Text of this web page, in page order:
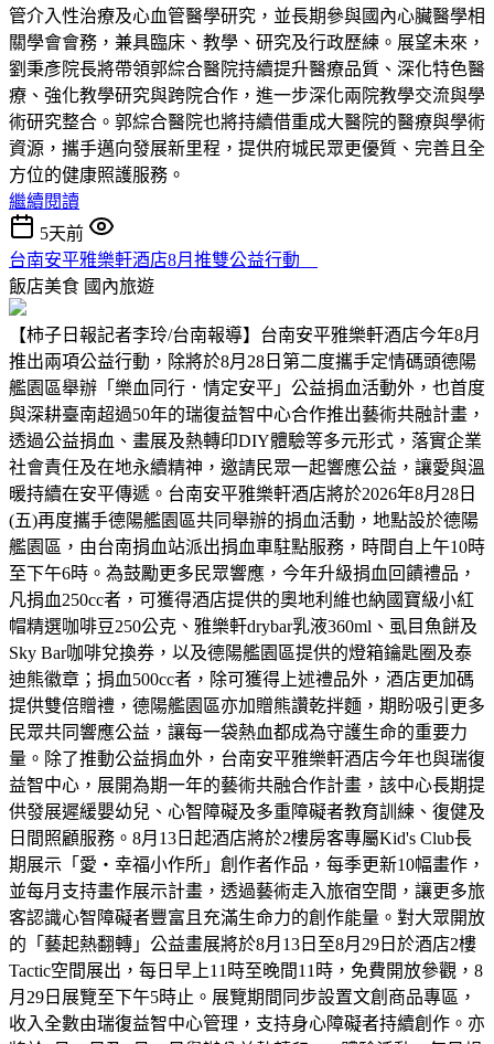
管介入性治療及心血管醫學研究，並長期參與國內心臟醫學相
關學會會務，兼具臨床、教學、研究及行政歷練。展望未來，
劉秉彥院長將帶領郭綜合醫院持續提升醫療品質、深化特色醫
療、強化教學研究與跨院合作，進一步深化兩院教學交流與學
術研究整合。郭綜合醫院也將持續借重成大醫院的醫療與學術
資源，攜手邁向發展新里程，提供府城民眾更優質、完善且全
方位的健康照護服務。
繼續閱讀
5天前
台南安平雅樂軒酒店8月推雙公益行動
飯店美食 國內旅遊
【柿子日報記者李玲/台南報導】台南安平雅樂軒酒店今年8月
推出兩項公益行動，除將於8月28日第二度攜手定情碼頭德陽
艦園區舉辦「樂血同行．情定安平」公益捐血活動外，也首度
與深耕臺南超過50年的瑞復益智中心合作推出藝術共融計畫，
透過公益捐血、畫展及熱轉印DIY體驗等多元形式，落實企業
社會責任及在地永續精神，邀請民眾一起響應公益，讓愛與溫
暖持續在安平傳遞。台南安平雅樂軒酒店將於2026年8月28日
(五)再度攜手德陽艦園區共同舉辦的捐血活動，地點設於德陽
艦園區，由台南捐血站派出捐血車駐點服務，時間自上午10時
至下午6時。為鼓勵更多民眾響應，今年升級捐血回饋禮品，
凡捐血250cc者，可獲得酒店提供的奧地利維也納國寶級小紅
帽精選咖啡豆250公克、雅樂軒drybar乳液360ml、虱目魚餅及
Sky Bar咖啡兌換券，以及德陽艦園區提供的燈箱鑰匙圈及泰
迪熊徽章；捐血500cc者，除可獲得上述禮品外，酒店更加碼
提供雙倍贈禮，德陽艦園區亦加贈熊讚乾拌麵，期盼吸引更多
民眾共同響應公益，讓每一袋熱血都成為守護生命的重要力
量。除了推動公益捐血外，台南安平雅樂軒酒店今年也與瑞復
益智中心，展開為期一年的藝術共融合作計畫，該中心長期提
供發展遲緩嬰幼兒、心智障礙及多重障礙者教育訓練、復健及
日間照顧服務。8月13日起酒店將於2樓房客專屬Kid's Club長
期展示「愛・幸福小作所」創作者作品，每季更新10幅畫作，
並每月支持畫作展示計畫，透過藝術走入旅宿空間，讓更多旅
客認識心智障礙者豐富且充滿生命力的創作能量。對大眾開放
的「藝起熱翻轉」公益畫展將於8月13日至8月29日於酒店2樓
Tactic空間展出，每日早上11時至晚間11時，免費開放參觀，8
月29日展覽至下午5時止。展覽期間同步設置文創商品專區，
收入全數由瑞復益智中心管理，支持身心障礙者持續創作。亦